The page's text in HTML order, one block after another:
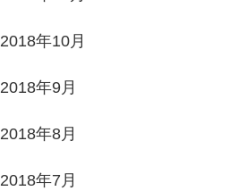
2018年10月
2018年9月
2018年8月
2018年7月